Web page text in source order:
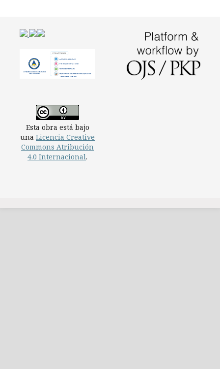
Esta obra está bajo
una Licencia Creative
Commons Atribución
4.0 Internacional.